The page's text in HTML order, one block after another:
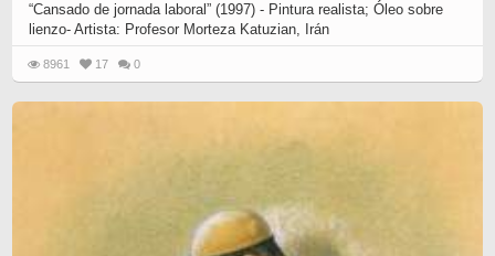
“Cansado de jornada laboral” (1997) - Pintura realista; Óleo sobre
lienzo- Artista: Profesor Morteza Katuzian, Irán
8961 17 0